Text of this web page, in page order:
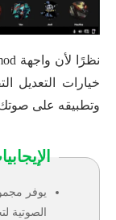
خيارات التعديل
وتطبيقه على صوتك
يوفر
الصوتية